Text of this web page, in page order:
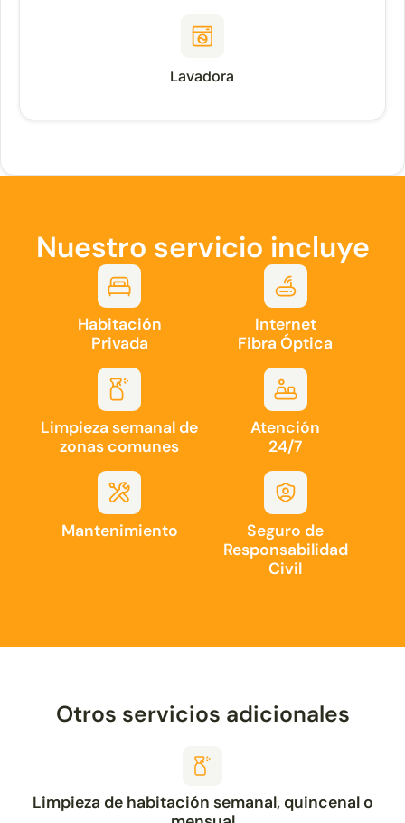
Lavadora
Nuestro servicio incluye
Habitación
Privada
Internet
Fibra Óptica
Limpieza semanal de
zonas comunes
Atención
24/7
Mantenimiento
Seguro de
Responsabilidad
Civil
Otros servicios adicionales
Limpieza de habitación semanal, quincenal o